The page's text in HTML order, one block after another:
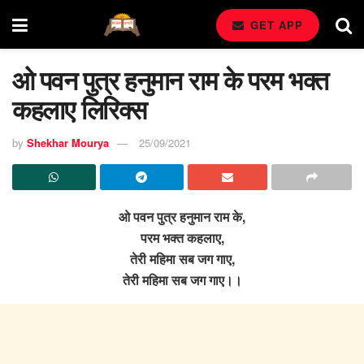
GET APP
ओ पवन पुत्र हनुमान राम के परम भक्त
कहलाए लिरिक्स
by Shekhar Mourya 25/09/2021
ओ पवन पुत्र हनुमान राम के,
परम भक्त कहलाए,
तेरी महिमा सब जग गाए,
तेरी महिमा सब जग गाए।।